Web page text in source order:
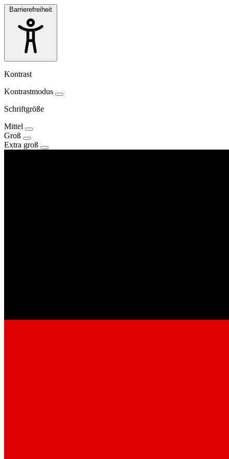
Barrierefreiheit
Kontrast
Kontrastmodus
Schriftgröße
Mittel
Groß
Extra groß